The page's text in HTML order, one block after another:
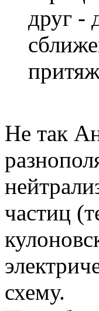
друг -
Не так
частиц
схему.